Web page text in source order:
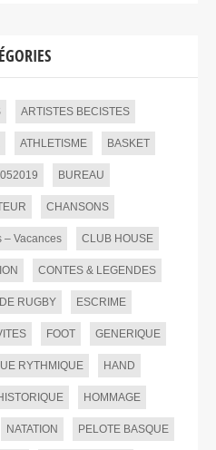
ARTISTES BECISTES
ATHLETISME BASKET
BUREAU
CHANSONS
– Vacances CLUB HOUSE
CONTES & LEGENDES
RUGBY ESCRIME
FOOT GENERIQUE
RYTHMIQUE HAND
HOMMAGE
NATATION PELOTE BASQUE